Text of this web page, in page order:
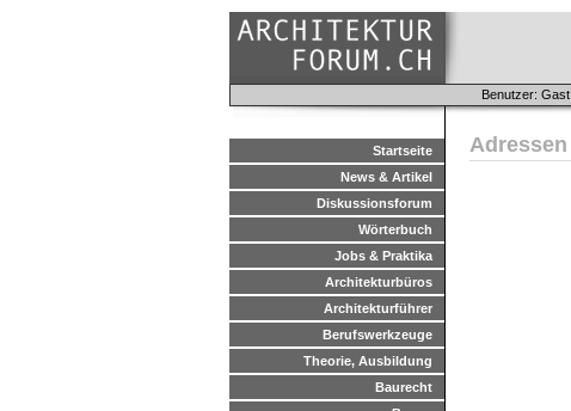
Benutzer: Gast
Startseite
News & Artikel
Diskussionsforum
Wörterbuch
Jobs & Praktika
Architekturbüros
Architekturführer
Berufswerkzeuge
Theorie, Ausbildung
Baurecht
Adressen